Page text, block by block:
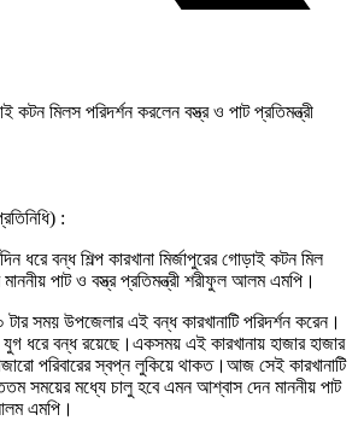
:
ধরে বন্ধ শিল্প কারখানা মির্জাপুরের গোড়াই কটন মিল
মাননীয় পাট ও বস্ত্র প্রতিমন্ত্রী শরীফুল আলম এমপি।
সময় উপজেলার এই বন্ধ কারখানাটি পরিদর্শন করেন।
যুগ ধরে বন্ধ রয়েছে।একসময় এই কারখানায় হাজার হাজার
পরিবারের স্বপ্ন লুকিয়ে থাকত।আজ সেই কারখানাটি
সময়ের মধ্যে চালু হবে এমন আশ্বাস দেন মাননীয় পাট
এমপি।